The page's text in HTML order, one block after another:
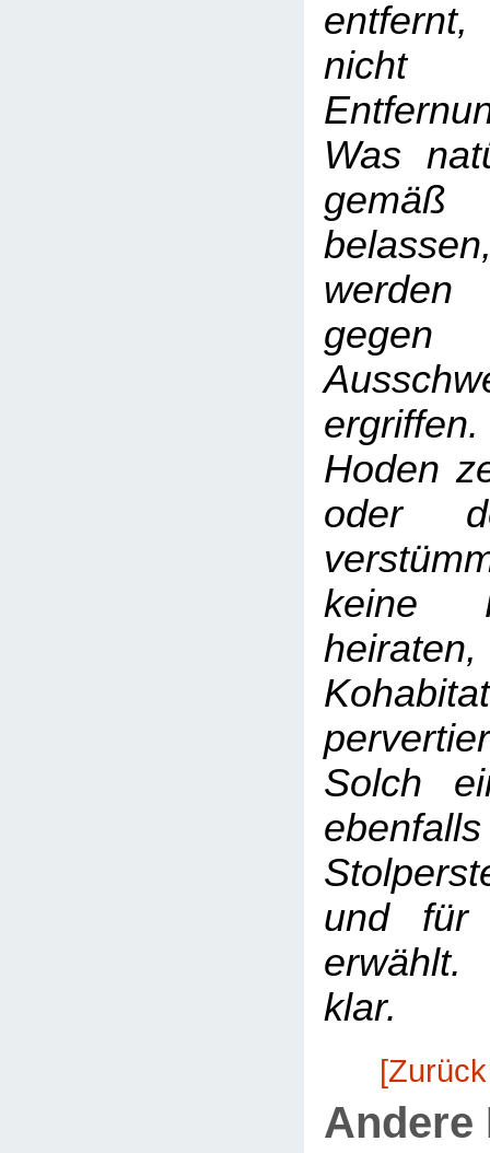
nicht
Was
werden
gegen
Hoden
oder
keine
Solch
und für
klar.